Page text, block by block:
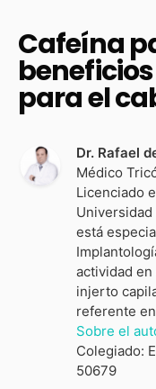
Cafeína
para el
Dr. Rafael
Médico
Licenciado
Universidad
está
actividad
injerto
referente
Sobre el
Colegiado:
50679